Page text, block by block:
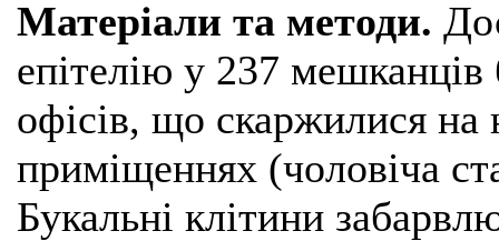
Матеріали та методи.
епітелію у 237 мешканців
офісів, що скаржилися на
приміщеннях (чоловіча
Букальні клітини